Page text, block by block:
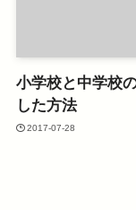
小学校と中学校
した方法
2017-07-28